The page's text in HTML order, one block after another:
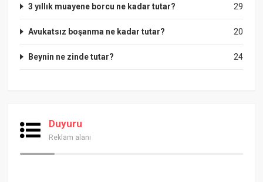
29
3 yıllık muayene borcu ne kadar tutar?
20
Avukatsız boşanma ne kadar tutar?
24
Beynin ne zinde tutar?
Duyuru
Reklam alanı